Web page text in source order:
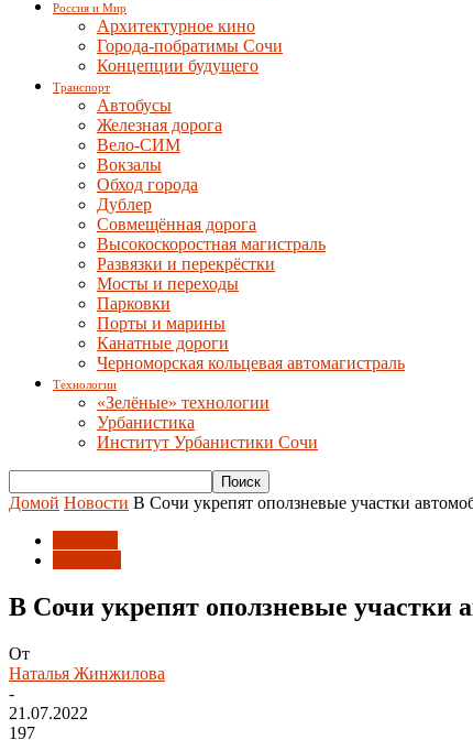
Россия и Мир
Архитектурное кино
Города-побратимы Сочи
Концепции будущего
Транспорт
Автобусы
Железная дорога
Вело-СИМ
Вокзалы
Обход города
Дублер
Совмещённая дорога
Высокоскоростная магистраль
Развязки и перекрёстки
Мосты и переходы
Парковки
Порты и марины
Канатные дороги
Черноморская кольцевая автомагистраль
Технологии
«Зелёные» технологии
Урбанистика
Институт Урбанистики Сочи
Домой Новости В Сочи укрепят оползневые участки
В Сочи укрепят оползневые участки
От
Наталья Жинжилова
-
21.07.2022
197